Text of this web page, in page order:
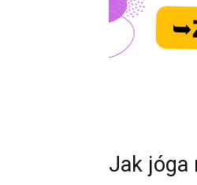
Jak jóga